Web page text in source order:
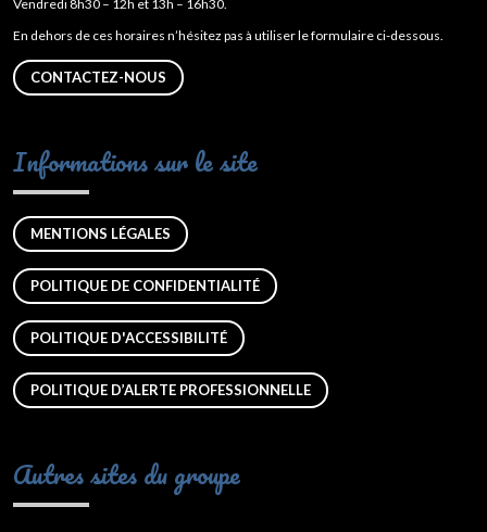
Vendredi 8h30 – 12h et 13h – 16h30.
En dehors de ces horaires n’hésitez pas à utiliser le formulaire ci-dessous.
CONTACTEZ-NOUS
Informations sur le site
MENTIONS LÉGALES
POLITIQUE DE CONFIDENTIALITÉ
POLITIQUE D'ACCESSIBILITÉ
POLITIQUE D’ALERTE PROFESSIONNELLE
Autres sites du groupe